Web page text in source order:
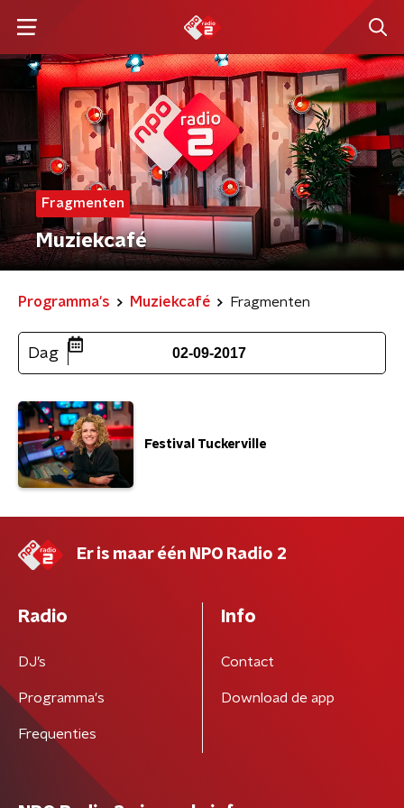
Fragmenten
Muziekcafé
Programma's Muziekcafé Fragmenten
Dag 02-09-2017
Festival Tuckerville
Er is maar één NPO Radio 2
Radio
DJ’s
Programma's
Frequenties
Info
Contact
Download de app